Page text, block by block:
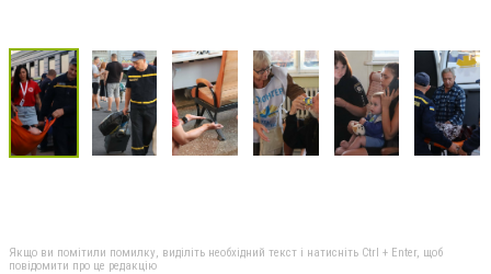
Якщо ви помітили помилку, виділіть необхідний текст і натисніть Ctrl + Enter, щоб
повідомити про це редакцію